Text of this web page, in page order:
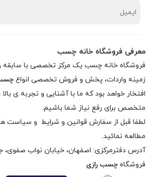
معرفی فروشگاه خانه چسب
فروشگاه خانه چسب یک مرکز تخصصی با سابقه
زمینه واردات، پخش و فروش تخصصی انواع
افتخار خواهد بود که ما با آشنایی و تجربه ی
متخصص برای رفع نیاز شما باشیم.
لطفا قبل از سفارش قوانین و شرایط و سیاست
مطالعه نمائید.
آدرس دفترمرکزی: اصفهان، خیابان نواب
فروشگاه چسب رازی